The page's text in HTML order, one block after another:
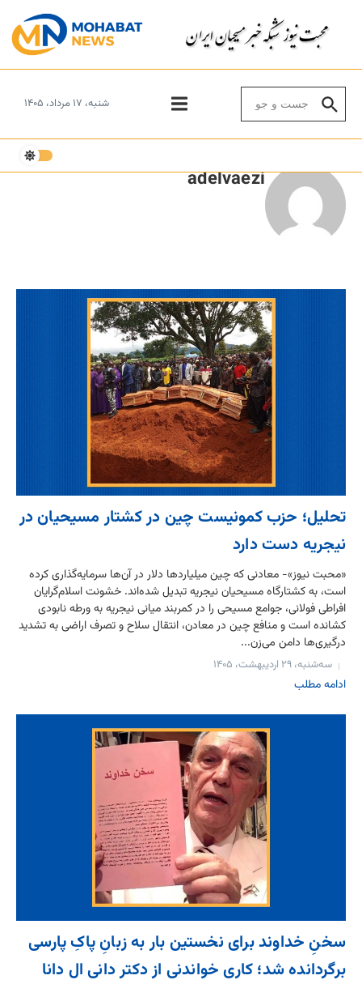
شنبه، ۱۷ مرداد، ۱۴۰۵
adelvaezi
تحلیل؛ حزب کمونیست چین در کشتار مسیحیان در
نیجریه دست دارد
«محبت نیوز»- معادنی که چین میلیاردها دلار در آن‌ها سرمایه‌گذاری کرده
است، به کشتارگاه مسیحیان نیجریه تبدیل شده‌اند. خشونت اسلام‌گرایان
افراطی فولانی، جوامع مسیحی را در کمربند میانی نیجریه به ورطه نابودی
کشانده است و منافع چین در معادن، انتقال سلاح و تصرف اراضی به تشدید
درگیری‌ها دامن می‌زن...
سه‌شنبه، ۲۹ اردیبهشت، ۱۴۰۵
ادامه مطلب
سخنِ خداوند برای نخستین بار به زبانِ پاکِ پارسی
برگردانده شد؛ کاری خواندنی از دکتر دانی ال دانا